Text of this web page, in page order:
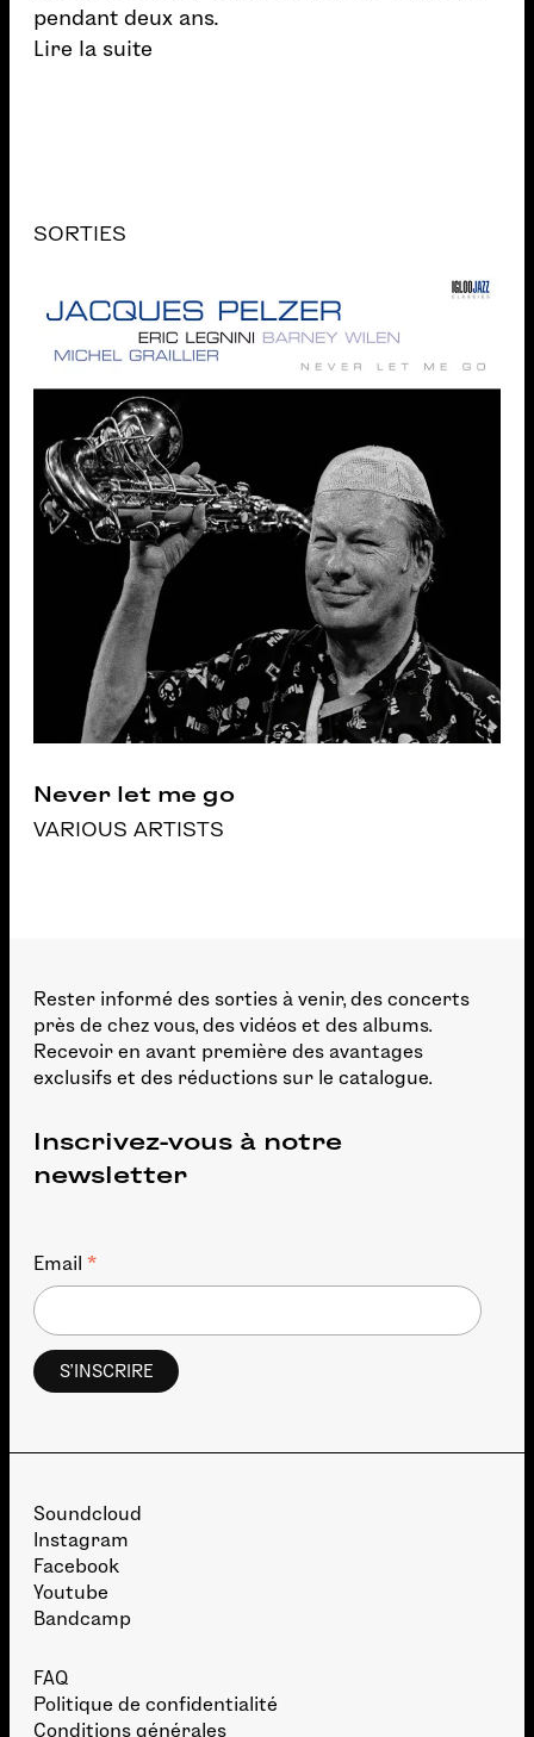
pendant deux ans.
Lire la suite
SORTIES
Never let me go
VARIOUS ARTISTS
Rester informé des sorties à venir, des concerts
près de chez vous, des vidéos et des albums.
Recevoir en avant première des avantages
exclusifs et des réductions sur le catalogue.
Inscrivez-vous à notre
newsletter
Email *
Soundcloud
Instagram
Facebook
Youtube
Bandcamp
FAQ
Politique de confidentialité
Conditions générales